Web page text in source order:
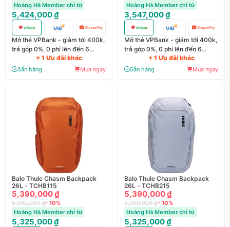
Hoàng Hà Member chỉ từ
5,424,000 ₫
Mở thẻ VPBank - giảm tới 400k,
trả góp 0%, 0 phí lên đến 6
+ 1 Ưu đãi khác
Sẵn hàng Mua ngay
Hoàng Hà Member chỉ từ
3,547,000 ₫
Mở thẻ VPBank - giảm tới 400k,
trả góp 0%, 0 phí lên đến 6
+ 1 Ưu đãi khác
Sẵn hàng Mua ngay
Balo Thule Chasm Backpack
26L - TCHB115
5,390,000 ₫
5,990,000 ₫- 10%
Hoàng Hà Member chỉ từ
5,325,000 ₫
Balo Thule Chasm Backpack
26L - TCHB215
5,390,000 ₫
5,990,000 ₫- 10%
Hoàng Hà Member chỉ từ
5,325,000 ₫